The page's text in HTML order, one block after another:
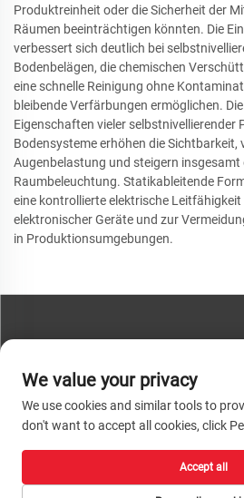
Produktreinheit oder die Sicherheit der
Räumen beeinträchtigen könnten. Die
verbessert sich deutlich bei
Bodenbelägen, die chemischen
eine schnelle Reinigung ohne
bleibende Verfärbungen ermöglichen.
Eigenschaften vieler selbstnivellierender
Bodensysteme erhöhen die Sichtbarkeit,
Augenbelastung und steigern insgesamt
Raumbeleuchtung. Statikableitende
eine kontrollierte elektrische
elektronischer Geräte und zur
in Produktionsumgebungen.
Telefon:+86-
Tel.:+86-
Urheberrecht © 2026 Shandong Huacheng
We value your privacy
We use cookies and similar tools to
don't want to accept all cookies, click
Accept all